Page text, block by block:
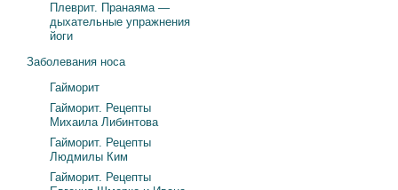
Плеврит. Пранаяма —
дыхательные упражнения
йоги
Заболевания носа
Гайморит
Гайморит. Рецепты
Михаила Либинтова
Гайморит. Рецепты
Людмилы Ким
Гайморит. Рецепты